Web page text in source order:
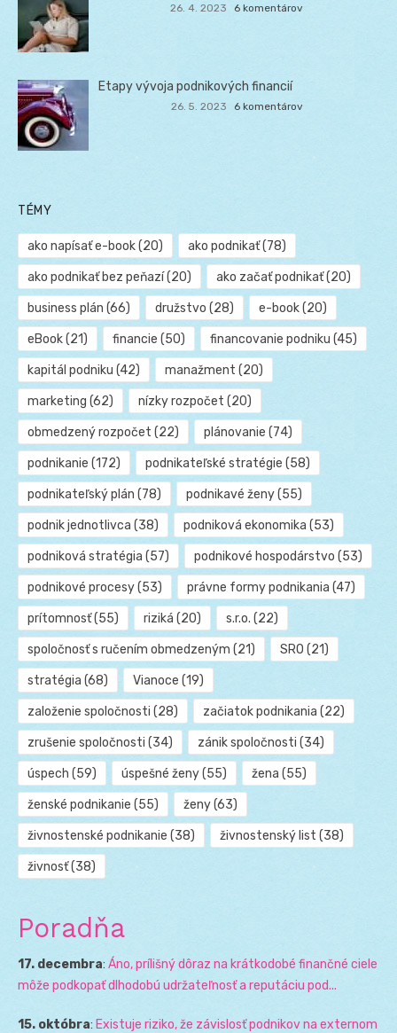
26. 4. 2023 6 komentárov
Etapy vývoja podnikových financií
26. 5. 2023 6 komentárov
TÉMY
ako napísať e-book(20) ako podnikať(78)
ako podnikať bez peňazí(20) ako začať podnikať(20)
business plán (66) družstvo (28) e-book(20)
eBook(21) financie (50) financovanie podniku (45)
kapitál podniku (42) manažment (20)
marketing (62) nízky rozpočet (20)
obmedzený rozpočet (22) plánovanie (74)
podnikanie (172) podnikateľské stratégie (58)
podnikateľský plán (78) podnikavé ženy(55)
podnik jednotlivca (38) podniková ekonomika (53)
podniková stratégia (57) podnikové hospodárstvo (53)
podnikové procesy(53) právne formy podnikania (47)
prítomnosť(55) riziká (20) s.r.o. (22)
spoločnosť s ručením obmedzeným (21) SRO (21)
stratégia (68) Vianoce (19)
založenie spoločnosti (28) začiatok podnikania (22)
zrušenie spoločnosti (34) zánik spoločnosti (34)
úspech (59) úspešné ženy(55) žena (55)
ženské podnikanie (55) ženy(63)
živnostenské podnikanie (38) živnostenský list (38)
živnosť(38)
Poradňa
17. decembra: Áno, prílišný dôraz na krátkodobé finančné ciele
môže podkopať dlhodobú udržateľnosť a reputáciu pod...
15. októbra: Existuje riziko, že závislosť podnikov na externom